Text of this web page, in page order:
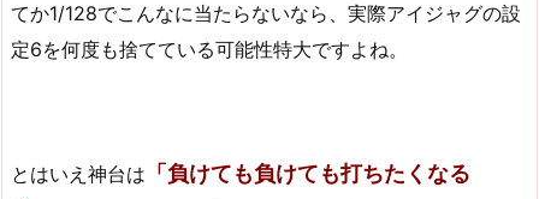
てか1/128でこんなに当たらないなら、実際アイジャグの設
定6を何度も捨てている可能性特大ですよね。
とはいえ神台は 「負けても負けても打ちたくなる